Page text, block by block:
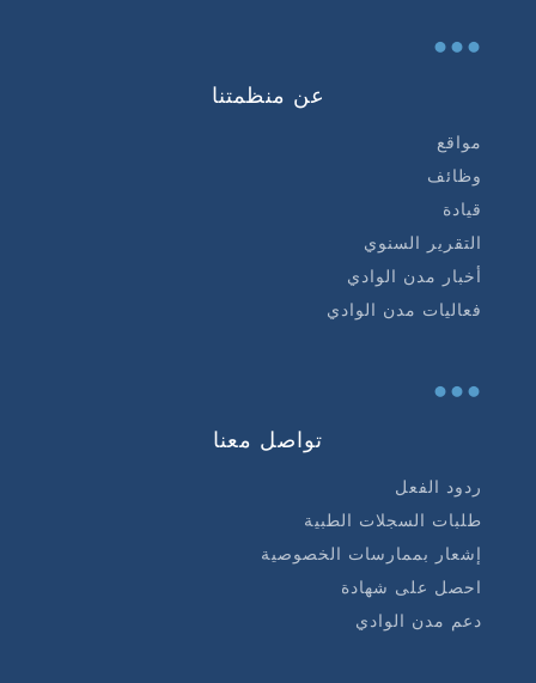
...
عن منظمتنا
مواقع
وظائف
قيادة
التقرير السنوي
أخبار مدن الوادي
فعاليات مدن الوادي
...
تواصل معنا
ردود الفعل
طلبات السجلات الطبية
إشعار بممارسات الخصوصية
احصل على شهادة
دعم مدن الوادي